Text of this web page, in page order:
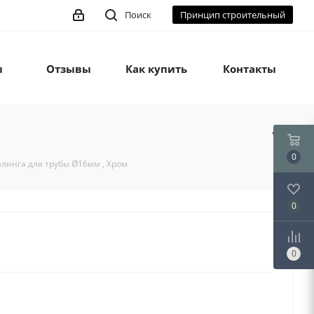
Принцип строительный
Поиск
Отзывы Как купить Контакты
для трубы Ø16мм , Хром
0
0
0